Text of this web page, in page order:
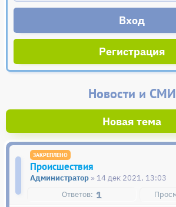
Регистрация
Новости и СМИ
Новая тема
Происшествия
Администратор » 14 дек 2021, 13:03
1